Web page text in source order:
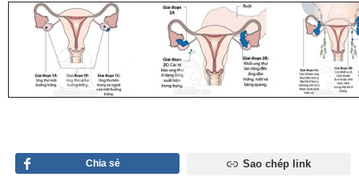
Chia sẻ Sao chép link